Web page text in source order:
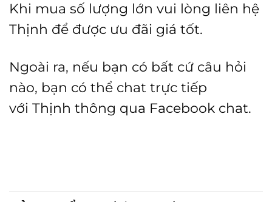
Khi mua số lượng lớn vui lòng liên hệ
Thịnh để được ưu đãi giá tốt.
Ngoài ra, nếu bạn có bất cứ câu hỏi
nào, bạn có thể chat trực tiếp
với Thịnh thông qua Facebook chat.